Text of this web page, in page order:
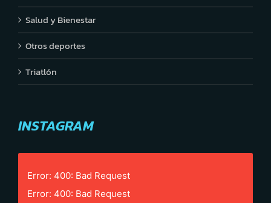
Salud y Bienestar
Otros deportes
Triatlón
INSTAGRAM
Error: 400: Bad Request
Error: 400: Bad Request